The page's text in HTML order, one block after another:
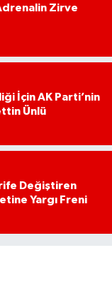
Zirve
İçin AK Parti’nin
Ünlü
Değiştiren
Yargı Freni